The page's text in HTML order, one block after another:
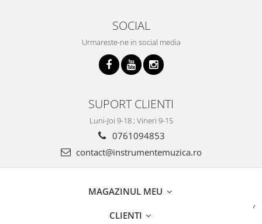
SOCIAL
Urmareste-ne in social media
SUPORT CLIENTI
Luni-Joi 9-18 ; Vineri 9-15
0761094853
contact@instrumentemuzica.ro
MAGAZINUL MEU
CLIENTI